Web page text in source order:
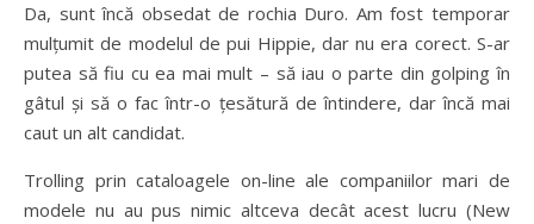
Da, sunt încă obsedat de rochia Duro. Am fost temporar
mulțumit de modelul de pui Hippie, dar nu era corect. S-ar
putea să fiu cu ea mai mult – să iau o parte din golping în
gâtul și să o fac într-o țesătură de întindere, dar încă mai
caut un alt candidat.
Trolling prin cataloagele on-line ale companiilor mari de
modele nu au pus nimic altceva decât acest lucru (New